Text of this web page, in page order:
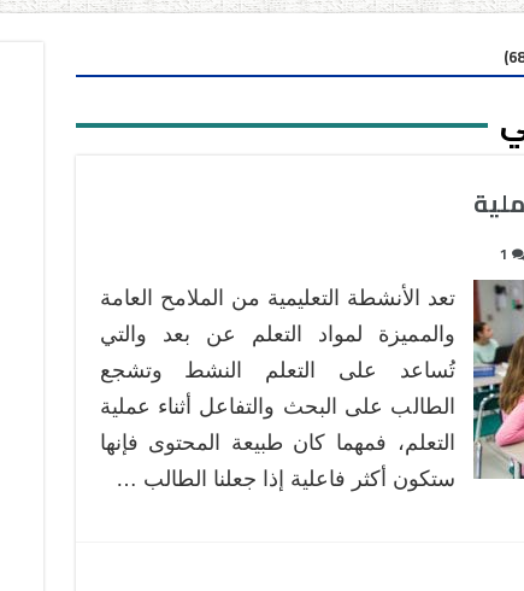
1
تعد الأنشطة التعليمية من الملامح العامة
والمميزة لمواد التعلم عن بعد والتي
تُساعد على التعلم النشط وتشجع
الطالب على البحث والتفاعل أثناء عملية
التعلم، فمهما كان طبيعة المحتوى فإنها
ستكون أكثر فاعلية إذا جعلنا الطالب …